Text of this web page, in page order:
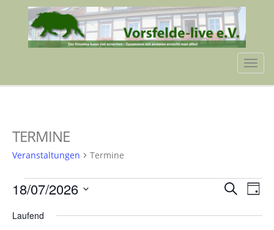
TERMINE
Veranstaltungen Termine
VERANSTALTUNGEN
FÜR
SucheTag
18/07/2026
wählen.
Laufend